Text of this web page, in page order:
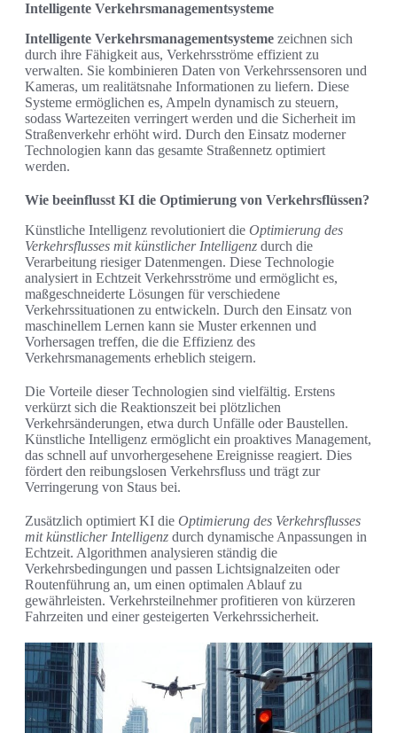
Intelligente Verkehrsmanagementsysteme
Intelligente Verkehrsmanagementsysteme zeichnen sich
durch ihre Fähigkeit aus, Verkehrsströme effizient zu
verwalten. Sie kombinieren Daten von Verkehrssensoren und
Kameras, um realitätsnahe Informationen zu liefern. Diese
Systeme ermöglichen es, Ampeln dynamisch zu steuern,
sodass Wartezeiten verringert werden und die Sicherheit im
Straßenverkehr erhöht wird. Durch den Einsatz moderner
Technologien kann das gesamte Straßennetz optimiert
werden.
Wie beeinflusst KI die Optimierung von Verkehrsflüssen?
Künstliche Intelligenz revolutioniert die Optimierung des
Verkehrsflusses mit künstlicher Intelligenz durch die
Verarbeitung riesiger Datenmengen. Diese Technologie
analysiert in Echtzeit Verkehrsströme und ermöglicht es,
maßgeschneiderte Lösungen für verschiedene
Verkehrssituationen zu entwickeln. Durch den Einsatz von
maschinellem Lernen kann sie Muster erkennen und
Vorhersagen treffen, die die Effizienz des
Verkehrsmanagements erheblich steigern.
Die Vorteile dieser Technologien sind vielfältig. Erstens
verkürzt sich die Reaktionszeit bei plötzlichen
Verkehrsänderungen, etwa durch Unfälle oder Baustellen.
Künstliche Intelligenz ermöglicht ein proaktives Management,
das schnell auf unvorhergesehene Ereignisse reagiert. Dies
fördert den reibungslosen Verkehrsfluss und trägt zur
Verringerung von Staus bei.
Zusätzlich optimiert KI die Optimierung des Verkehrsflusses
mit künstlicher Intelligenz durch dynamische Anpassungen in
Echtzeit. Algorithmen analysieren ständig die
Verkehrsbedingungen und passen Lichtsignalzeiten oder
Routenführung an, um einen optimalen Ablauf zu
gewährleisten. Verkehrsteilnehmer profitieren von kürzeren
Fahrzeiten und einer gesteigerten Verkehrssicherheit.